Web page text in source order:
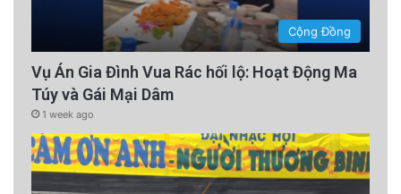
Cộng Đồng
Vụ Án Gia Đình Vua Rác hối lộ: Hoạt Động Ma
Túy và Gái Mại Dâm
1 week ago